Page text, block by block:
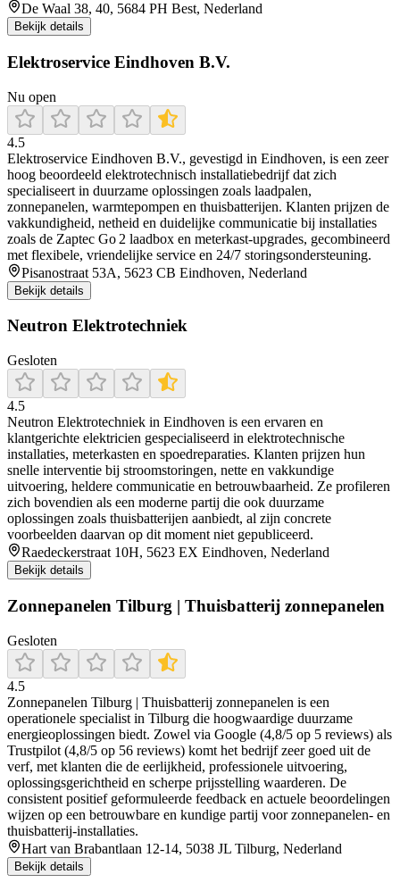
De Waal 38, 40, 5684 PH Best, Nederland
Bekijk details
Elektroservice Eindhoven B.V.
Nu open
4.5
Elektroservice Eindhoven B.V., gevestigd in Eindhoven, is een zeer
hoog beoordeeld elektrotechnisch installatiebedrijf dat zich
specialiseert in duurzame oplossingen zoals laadpalen,
zonnepanelen, warmtepompen en thuisbatterijen. Klanten prijzen de
vakkundigheid, netheid en duidelijke communicatie bij installaties
zoals de Zaptec Go 2 laadbox en meterkast-upgrades, gecombineerd
met flexibele, vriendelijke service en 24/7 storingsondersteuning.
Pisanostraat 53A, 5623 CB Eindhoven, Nederland
Bekijk details
Neutron Elektrotechniek
Gesloten
4.5
Neutron Elektrotechniek in Eindhoven is een ervaren en
klantgerichte elektricien gespecialiseerd in elektrotechnische
installaties, meterkasten en spoedreparaties. Klanten prijzen hun
snelle interventie bij stroomstoringen, nette en vakkundige
uitvoering, heldere communicatie en betrouwbaarheid. Ze profileren
zich bovendien als een moderne partij die ook duurzame
oplossingen zoals thuisbatterijen aanbiedt, al zijn concrete
voorbeelden daarvan op dit moment niet gepubliceerd.
Raedeckerstraat 10H, 5623 EX Eindhoven, Nederland
Bekijk details
Zonnepanelen Tilburg | Thuisbatterij zonnepanelen
Gesloten
4.5
Zonnepanelen Tilburg | Thuisbatterij zonnepanelen is een
operationele specialist in Tilburg die hoogwaardige duurzame
energieoplossingen biedt. Zowel via Google (4,8/5 op 5 reviews) als
Trustpilot (4,8/5 op 56 reviews) komt het bedrijf zeer goed uit de
verf, met klanten die de eerlijkheid, professionele uitvoering,
oplossingsgerichtheid en scherpe prijsstelling waarderen. De
consistent positief geformuleerde feedback en actuele beoordelingen
wijzen op een betrouwbare en kundige partij voor zonnepanelen- en
thuisbatterij-installaties.
Hart van Brabantlaan 12-14, 5038 JL Tilburg, Nederland
Bekijk details